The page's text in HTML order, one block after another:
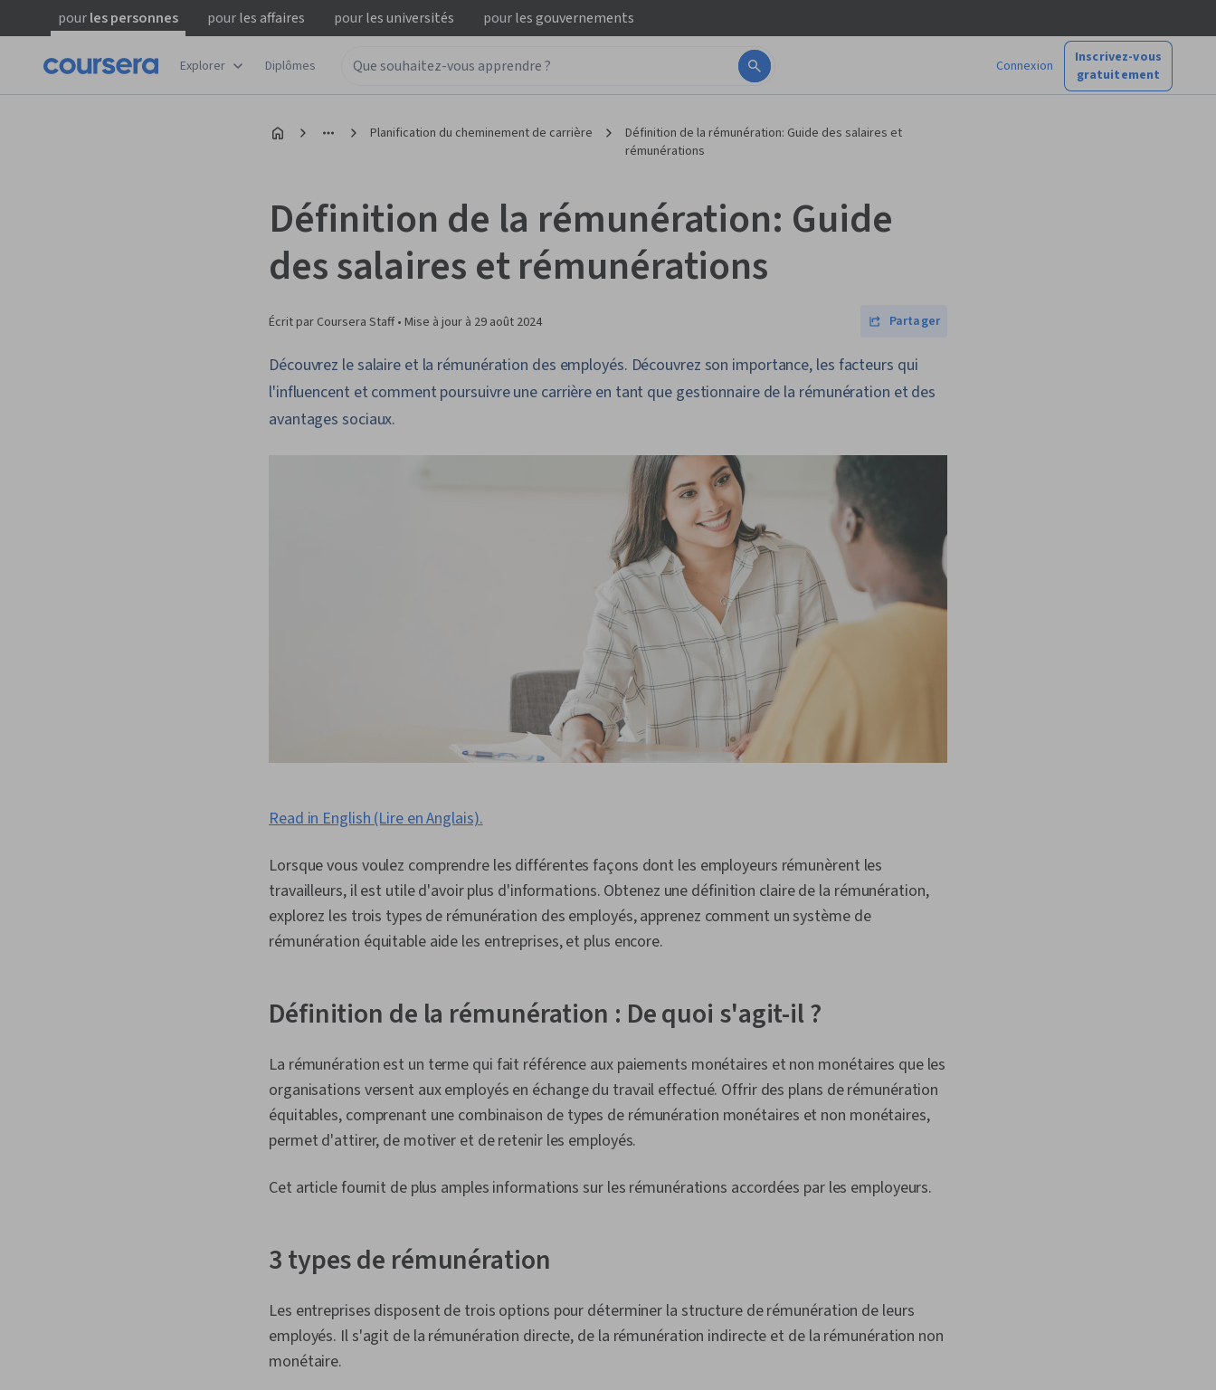
pourles personnes pourles affaires pourles universités pourles gouvernements
Explorer Diplômes Connexion
Inscrivez-vous
gratuitement
Planification du cheminement de carrière
Définition de la rémunération: Guide des salaires et
rémunérations
Définition de la rémunération: Guide
des salaires et rémunérations
Écrit par Coursera Staff • Mise à jour à 29 août 2024 Partager
Découvrez le salaire et la rémunération des employés. Découvrez son importance, les facteurs qui
l'influencent et comment poursuivre une carrière en tant que gestionnaire de la rémunération et des
avantages sociaux.
Read in English (Lire en Anglais).
Lorsque vous voulez comprendre les différentes façons dont les employeurs rémunèrent les
travailleurs, il est utile d'avoir plus d'informations. Obtenez une définition claire de la rémunération,
explorez les trois types de rémunération des employés, apprenez comment un système de
rémunération équitable aide les entreprises, et plus encore.
Définition de la rémunération : De quoi s'agit-il ?
La rémunération est un terme qui fait référence aux paiements monétaires et non monétaires que les
organisations versent aux employés en échange du travail effectué. Offrir des plans de rémunération
équitables, comprenant une combinaison de types de rémunération monétaires et non monétaires,
permet d'attirer, de motiver et de retenir les employés.
Cet article fournit de plus amples informations sur les rémunérations accordées par les employeurs.
3 types de rémunération
Les entreprises disposent de trois options pour déterminer la structure de rémunération de leurs
employés. Il s'agit de la rémunération directe, de la rémunération indirecte et de la rémunération non
monétaire.